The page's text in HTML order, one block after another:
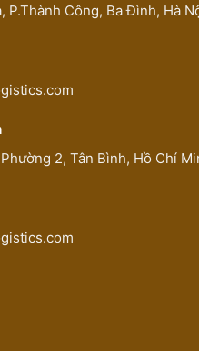
P.Thành Công, Ba Đình, Hà
2, Tân Bình, Hồ Chí